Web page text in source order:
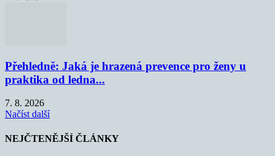
Přehledně: Jaká je hrazená prevence pro ženy u
praktika od ledna...
7. 8. 2026
Načíst další
NEJČTENĚJŠÍ ČLÁNKY